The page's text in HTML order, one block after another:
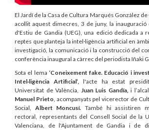
El Jardí de la Casa de Cultura Marqués González
acollit aquest dimecres, 3 de juny, la
d'Estiu de Gandia (UEG), una edició dedicada a
reptes que planteja la intel·ligència artificial en
investigació, la comunicació i la construcció del
conferència inaugural a càrrec del periodista Iñaki
Sota el lema ‘Coneixement fake. Educació i
Intel·ligència Artificial’,l'acte ha estat
Universitat de València, Juan Luis Gandía,i
Manuel Prieto, acompanyats pel vicerector de
Social, Albert Moncusí. També hi assistiren
rectoral, representants del Consell Social de la
Valenciana, de l'Ajuntament de Gandia i de